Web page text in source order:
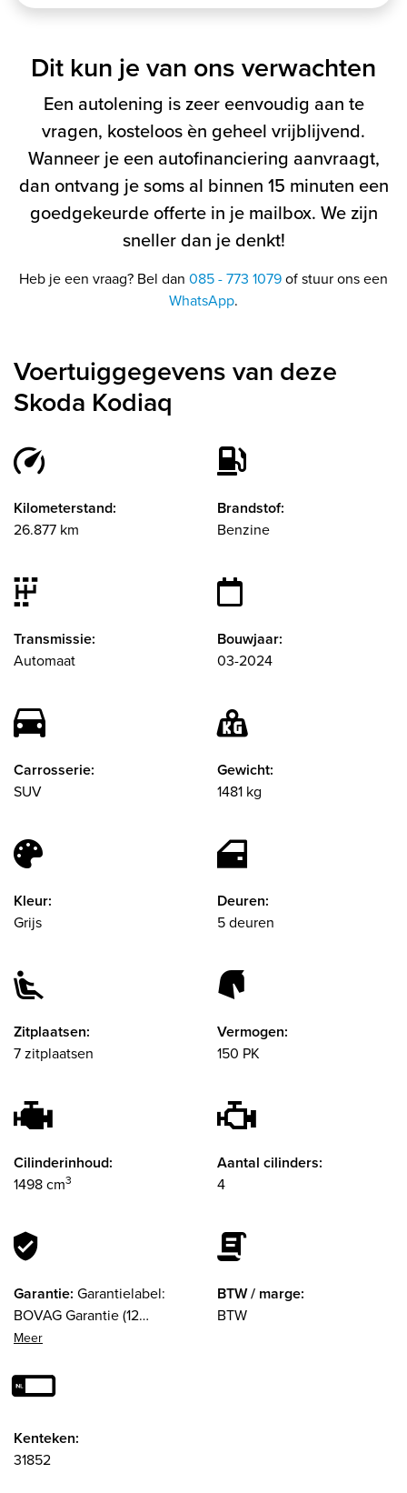
Dit kun je van ons verwachten
Een autolening is zeer eenvoudig aan te
vragen, kosteloos èn geheel vrijblijvend.
Wanneer je een autofinanciering aanvraagt,
dan ontvang je soms al binnen 15 minuten een
goedgekeurde offerte in je mailbox. We zijn
sneller dan je denkt!
Heb je een vraag? Bel dan 085 - 773 1079of stuur ons een
WhatsApp.
Voertuiggegevens van deze
Skoda Kodiaq
Kilometerstand:
26.877 km
Brandstof:
Benzine
Transmissie:
Automaat
Bouwjaar:
03-2024
Carrosserie:
SUV
Gewicht:
1481 kg
Kleur:
Grijs
Deuren:
5 deuren
Zitplaatsen:
7 zitplaatsen
Vermogen:
150 PK
Cilinderinhoud:
1498 cm3
Aantal cilinders:
4
Garantie: Garantielabel:
BOVAG Garantie (12
maanden)
BTW / marge:
BTW
Kenteken:
31852